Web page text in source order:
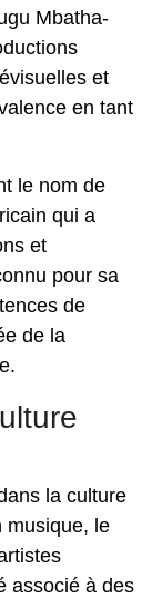
Mbatha-
et
en tant
le nom de
qui a
et
pour sa
de
de la
la culture
musique, le
associé à des